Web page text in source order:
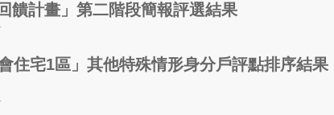
饋計畫」第二階段簡報評選結果
住宅1區」其他特殊情形身分戶評點排序結果